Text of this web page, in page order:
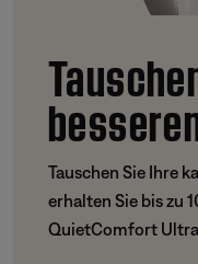
Tauschen Sie Ihre
erhalten Sie bis zu
QuietComfort